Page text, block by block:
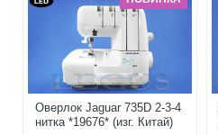
Оверлок Jaguar 735D 2-3-4
нитка *19676* (изг. Китай)